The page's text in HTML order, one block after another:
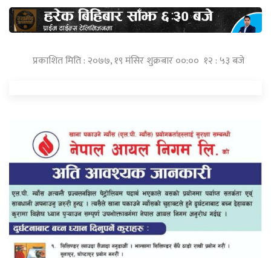
प्रकाशित मिति : २०७७, १९ मंसिर शुक्रबार ००:०० १२ : ५३ बजे